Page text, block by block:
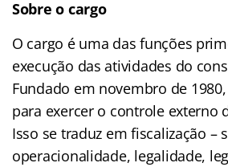
Sobre o cargo
O cargo é uma das funções
execução das atividades do
Fundado em novembro de 1980,
para exercer o controle externo
Isso se traduz em fiscalização –
operacionalidade, legalidade,